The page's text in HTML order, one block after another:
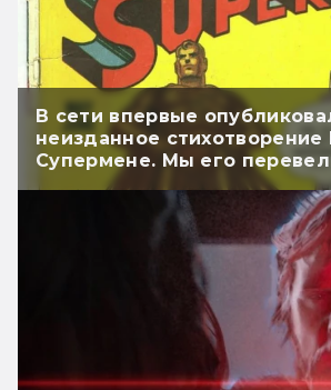
В сети впервые
неизданное стихотворение
Супермене. Мы его